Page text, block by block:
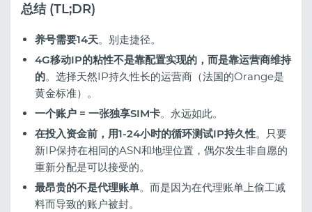
总结 (TL;DR)
养号需要14天。别走捷径。
4G移动IP的粘性不是靠配置实现的，而是靠运营商维持
的。选择天然IP持久性长的运营商（法国的Orange是
黄金标准）。
一个账户 = 一张独享SIM卡。永远如此。
在投入资金前，用1-24小时的循环测试IP持久性。只要
新IP保持在相同的ASN和地理位置，偶尔发生非自愿的
重新分配是可以接受的。
最昂贵的不是代理账单。而是因为在代理账单上偷工减
料而导致的账户被封。